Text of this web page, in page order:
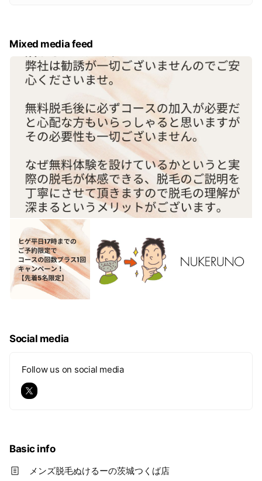
Mixed media feed
Social media
Follow us on social media
Basic info
メンズ脱毛ぬけるーの茨城つくば店